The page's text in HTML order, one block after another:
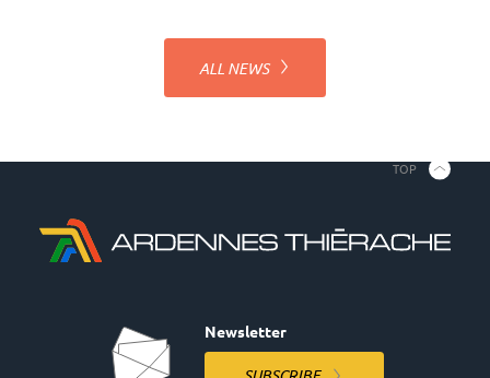
ALL NEWS
Newsletter
TOP